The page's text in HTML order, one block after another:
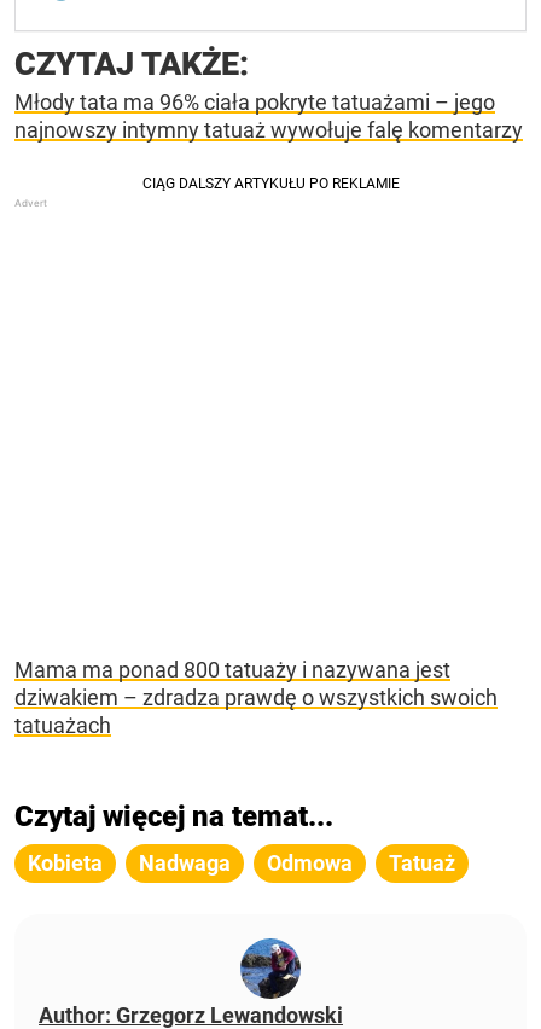
CZYTAJ TAKŻE:
Młody tata ma 96% ciała pokryte tatuażami – jego
najnowszy intymny tatuaż wywołuje falę komentarzy
Mama ma ponad 800 tatuaży i nazywana jest
dziwakiem – zdradza prawdę o wszystkich swoich
tatuażach
Czytaj więcej na temat...
Kobieta Nadwaga Odmowa Tatuaż
Author: Grzegorz Lewandowski